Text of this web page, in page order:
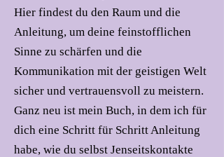
Hier findest du den Raum und die
Anleitung, um deine feinstofflichen
Sinne zu schärfen und die
Kommunikation mit der geistigen Welt
sicher und vertrauensvoll zu meistern.
Ganz neu ist mein Buch, in dem ich für
dich eine Schritt für Schritt Anleitung
habe, wie du selbst Jenseitskontakte